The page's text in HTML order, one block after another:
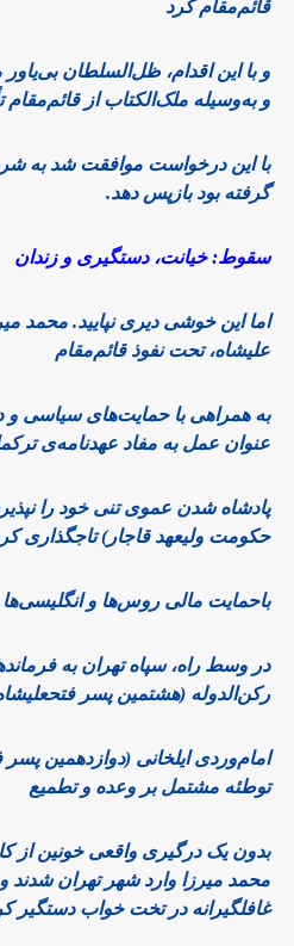
قائم‌مقام کرد
و با این اقدام، ظل‌السلطان
و به‌وسیله ملک‌الکتاب از
با این درخواست موافقت شد به
گرفته بود بازپس دهد.
سقوط: خیانت، دستگیری و زندان
اما این خوشی دیری نپایید. محمد
علیشاه، تحت نفوذ قائم‌مقام
به همراهی با حمایت‌های سیاسی و
عنوان عمل به مفاد عهدنامه‌ی
پادشاه شدن عموی تنی خود را
حکومت ولیعهد قاجار) تاجگذاری
باحمایت مالی روس‌ها و
در وسط راه، سپاه تهران به
رکن‌الدوله (هشتمین پسر
امام‌وردی ایلخانی (دوازدهمین
توطئه مشتمل بر وعده و تطمیع
بدون یک درگیری واقعی خونین از
محمد میرزا وارد شهر تهران شدند
غافلگیرانه در تخت خواب دستگیر